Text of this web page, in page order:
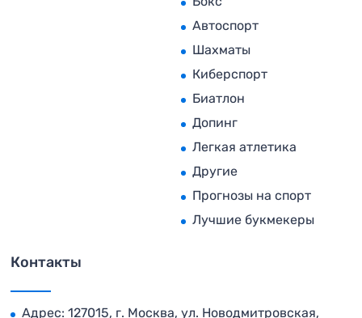
Автоспорт
Шахматы
Киберспорт
Биатлон
Допинг
Легкая атлетика
Другие
Прогнозы на спорт
Лучшие букмекеры
Контакты
Адрес: 127015, г. Москва, ул. Новодмитровская,